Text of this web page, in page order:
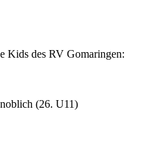
Kids des RV Gomaringen:
(26. U11)